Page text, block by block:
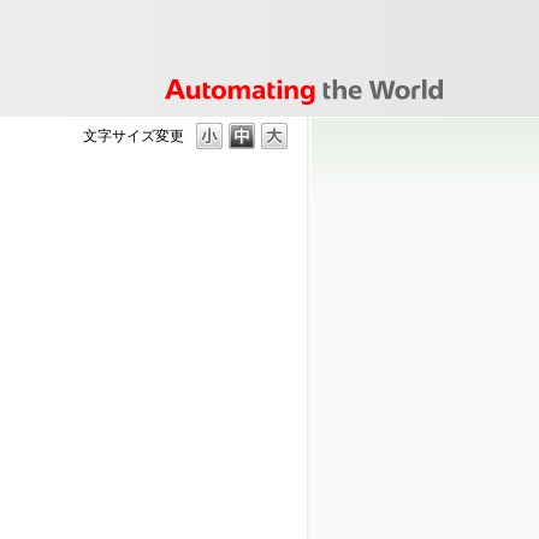
文字サイズ変更